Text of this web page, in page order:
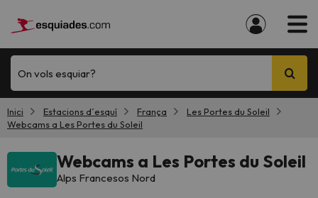
On vols esquiar?
Inici Estacions d´esquí França
Les Portes du Soleil
Webcams a Les Portes du Soleil
Webcams a Les Portes du Soleil
Alps Francesos Nord